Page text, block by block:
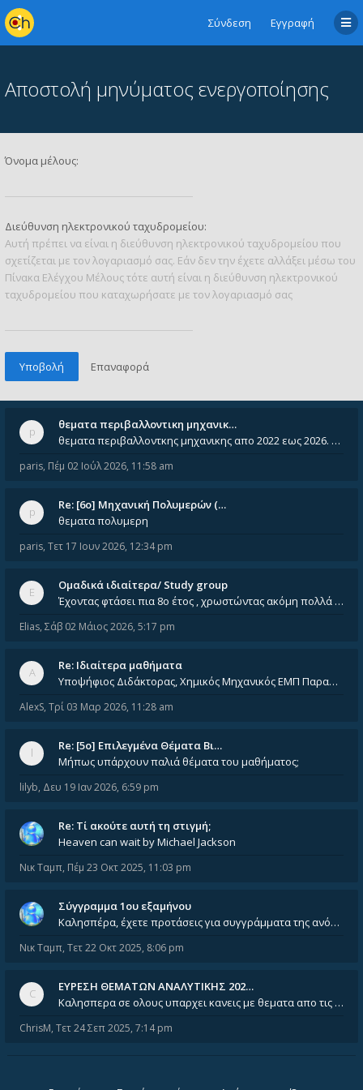
Σύνδεση Εγγραφή
Αποστολή μηνύματος ενεργοποίησης
Όνομα μέλους:
Διεύθυνση ηλεκτρονικού ταχυδρομείου:
Αυτή πρέπει να είναι η διεύθυνση ηλεκτρονικού ταχυδρομείου που
σχετίζεται με τον λογαριασμό σας. Εάν δεν την έχετε αλλάξει μέσω του
Πίνακα Ελέγχου Μέλους τότε αυτή είναι η διεύθυνση ηλεκτρονικού
ταχυδρομείου που καταχωρήσατε με τον λογαριασμό σας
θεματα περιβαλλοντικη μηχανικ…
θεματα περιβαλλοντκης μηχανικης απο 2022 εως 2026. Δεν ειναι μεσα του Σεπτεμβιου του 2025. Αν τα εχει καποιος ας τα ανε
paris, Πέμ 02 Ιούλ 2026, 11:58 am
Re: [6o] Mηχανική Πολυμερών (…
θεματα πολυμερη
paris, Τετ 17 Ιουν 2026, 12:34 pm
Ομαδικά ιδιαίτερα/ Study group
Έχοντας φτάσει πια 8ο έτος , χρωστώντας ακόμη πολλά και χωρίς καμία όρεξη ούτε να διαβάσω μόνος μου ούτε να παρακολουθήσ
Elias, Σάβ 02 Μάιος 2026, 5:17 pm
Re: Ιδιαίτερα μαθήματα
Υποψήφιος Διδάκτορας, Χημικός Μηχανικός ΕΜΠ Παραδίδω ιδιαίτερα μαθήματα μέσης και ανώτατης εκπαίδευσης σε θετικές και τε
AlexS, Τρί 03 Μαρ 2026, 11:28 am
Re: [5ο] Επιλεγμένα Θέματα Βι…
Μήπως υπάρχουν παλιά θέματα του μαθήματος;
lilyb, Δευ 19 Ιαν 2026, 6:59 pm
Re: Tί ακούτε αυτή τη στιγμή;
Heaven can wait by Michael Jackson
Νικ Ταμπ, Πέμ 23 Οκτ 2025, 11:03 pm
Σύγγραμμα 1ου εξαμήνου
Καλησπέρα, έχετε προτάσεις για συγγράμματα της ανόργανης χημείας? Είμαι ανάμεσα σε Λιοδάκη, Chung και Atkins
Νικ Ταμπ, Τετ 22 Οκτ 2025, 8:06 pm
ΕΥΡΕΣΗ ΘΕΜΑΤΩΝ ΑΝΑΛΥΤΙΚΗΣ 202…
Καλησπερα σε ολους υπαρχει κανεις με θεματα απο τις εξετασεις του ιουνιου και σεπτεμβρίου για την αναλυτικη χημεια
ChrisM, Τετ 24 Σεπ 2025, 7:14 pm